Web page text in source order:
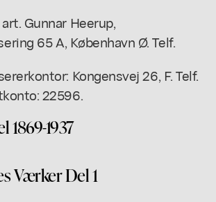
Gunnar Heerup,
65 A, København Ø. Telf.
Kongensvej 26, F. Telf.
22596.
1869-1937
Værker Del 1